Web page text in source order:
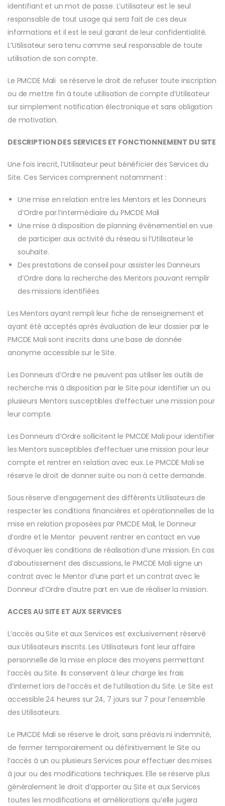
identifiant et un mot de passe. L’utilisateur est le seul
responsable de tout usage qui sera fait de ces deux
informations et il est le seul garant de leur confidentialité.
L’Utilisateur sera tenu comme seul responsable de toute
utilisation de son compte.
Le PMCDE Mali se réserve le droit de refuser toute inscription
ou de mettre fin à toute utilisation de compte d’Utilisateur
sur simplement notification électronique et sans obligation
de motivation.
DESCRIPTION DES SERVICES ET FONCTIONNEMENT DU SITE
Une fois inscrit, l’Utilisateur peut bénéficier des Services du
Site. Ces Services comprennent notamment :
Une mise en relation entre les Mentors et les Donneurs
d’Ordre par l’intermédiaire du PMCDE Mali
Une mise à disposition de planning évènementiel en vue
de participer aux activité du réseau si l’Utilisateur le
souhaite.
Des prestations de conseil pour assister les Donneurs
d’Ordre dans la recherche des Mentors pouvant remplir
des missions identifiées
Les Mentors ayant rempli leur fiche de renseignement et
ayant été acceptés après évaluation de leur dossier par le
PMCDE Mali sont inscrits dans une base de donnée
anonyme accessible sur le Site.
Les Donneurs d’Ordre ne peuvent pas utiliser les outils de
recherche mis à disposition par le Site pour identifier un ou
plusieurs Mentors susceptibles d’effectuer une mission pour
leur compte.
Les Donneurs d’Ordre sollicitent le PMCDE Mali pour identifier
les Mentors susceptibles d’effectuer une mission pour leur
compte et rentrer en relation avec eux. Le PMCDE Mali se
réserve le droit de donner suite ou non à cette demande.
Sous réserve d’engagement des différents Utilisateurs de
respecter les conditions financières et opérationnelles de la
mise en relation proposées par PMCDE Mali, le Donneur
d’ordre et le Mentor peuvent rentrer en contact en vue
d’évoquer les conditions de réalisation d’une mission. En cas
d’aboutissement des discussions, le PMCDE Mali signe un
contrat avec le Mentor d’une part et un contrat avec le
Donneur d’Ordre d’autre part en vue de réaliser la mission.
ACCES AU SITE ET AUX SERVICES
L’accès au Site et aux Services est exclusivement réservé
aux Utilisateurs inscrits. Les Utilisateurs font leur affaire
personnelle de la mise en place des moyens permettant
l’accès au Site. Ils conservent à leur charge les frais
d’internet lors de l’accès et de l’utilisation du Site. Le Site est
accessible 24 heures sur 24, 7 jours sur 7 pour l’ensemble
des Utilisateurs.
Le PMCDE Mali se réserve le droit, sans préavis ni indemnité,
de fermer temporairement ou définitivement le Site ou
l’accès à un ou plusieurs Services pour effectuer des mises
à jour ou des modifications techniques. Elle se réserve plus
généralement le droit d’apporter au Site et aux Services
toutes les modifications et améliorations qu’elle jugera